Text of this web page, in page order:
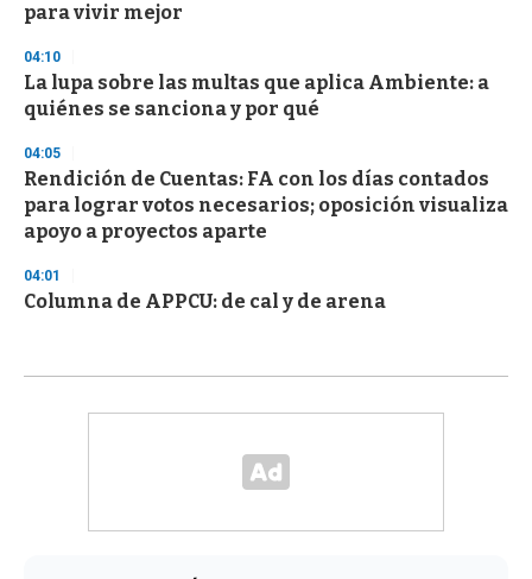
para vivir mejor
04:10
La lupa sobre las multas que aplica Ambiente: a
quiénes se sanciona y por qué
04:05
Rendición de Cuentas: FA con los días contados
para lograr votos necesarios; oposición visualiza
apoyo a proyectos aparte
04:01
Columna de APPCU: de cal y de arena